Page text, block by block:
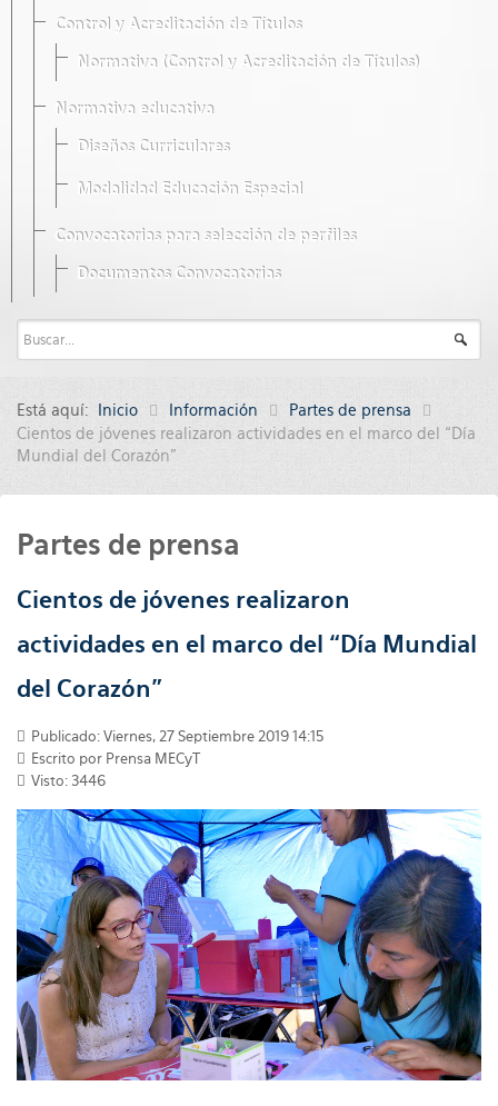
Control y Acreditación de Títulos
Normativa (Control y Acreditación de Títulos)
Normativa educativa
Diseños Curriculares
Modalidad Educación Especial
Convocatorias para selección de perfiles
Documentos Convocatorias
Está aquí: Inicio Información
Partes de prensa
Cientos de jóvenes realizaron actividades en el marco del “Día
Mundial del Corazón”
Partes de prensa
Cientos de jóvenes realizaron
actividades en el marco del “Día Mundial
del Corazón”
Publicado: Viernes, 27 Septiembre 2019 14:15
Escrito por Prensa MECyT
Visto: 3446